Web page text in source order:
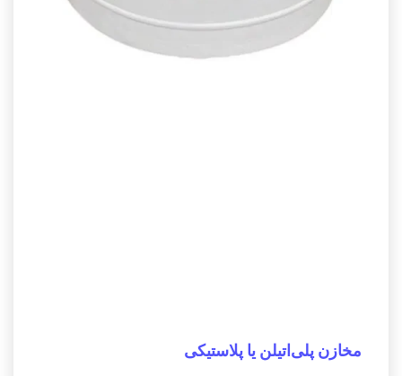
مخازن پلی‌اتیلن یا پلاستیکی